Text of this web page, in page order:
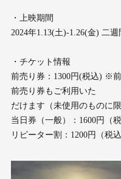
・上映期間
2024年1.13(土)-1.26(金) 二
・チケット情報
前売り券：1300円(税込) ※
前売り券もご利用いた
だけます（未使用のものに限
当日券（一般）：1600円（税
リピーター割：1200円（税込